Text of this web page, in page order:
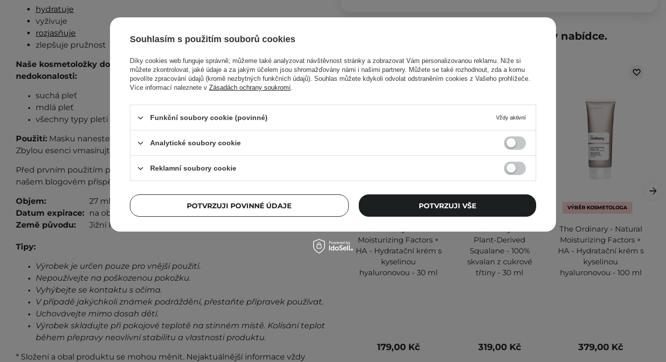
hydratuje
vyživuje
rozjasňuje
zlepšuje pružnost
Naše kosmetoložky doporučují přípravek pro tyto typy pleti a kosmetické
nedokonalosti:
suchá pleť
mdlá pleť
všechny typy pleti
Použití: Masku naneste na čistý obličej a po 10-20 minutách ji odstraňte.
Zbylou esenci vmasírujte do
Před prvním použitím proveďte test snášenlivosti. Další informace najdete v
našem blogovém příspěvku „Test snášenlivosti“.
Objem:
27 ml
Datum expirace: na obalu.
Země původu:
Jižní Korea.
Tipy:
Výrobek je určen pouze pro vnější použití.
Nepoužívejte na poškozenou pokožku.
Vyhýbejte se kontaktu s očima.
V případě jakýchkoli známek podráždění, přestaňte přípravek používat.
Uchovávejte mimo dosah dětí.
Výrobek skladujte při pokojové teplotě na stinném místě. Kolísání teplot
během přepravy neovlivní stabilitu a vlastnosti produktu.
* Složení a obal produktu se mohou měnit. Nejaktuálnější informace vždy
Podobné produkty dostupné v nabídce.
VÝBĚR KOSMETOLOGA
Moisturizing Factors +
HA - Hydratační krém s
kyselinou
hyaluronovou - 30 ml
179,00 Kč
Plant-Derived
Squalane - 100%
skvalan z cukrové
třtiny - 30 ml
319,00 Kč
VÝBĚR KOSMETOLOGA
The Ordinary - Natural
Moisturizing Factors +
HA - Hydratační krém s
kyselinou
hyaluronovou - 100 ml
379,00 Kč
Souhlasím s použitím souborů cookies
Díky cookies web funguje správně; můžeme také analyzovat návštěvnost stránky a zobrazovat Vám personalizovanou reklamu. Níže si
můžete zkontrolovat, jaké údaje a za jakým účelem jsou shromažďovány námi i našimi partnery. Můžete se také rozhodnout, zda a komu
povolíte zpracování údajů (kromě nezbytných funkčních údajů). Souhlas můžete kdykoli odvolat odstraněním cookies z Vašeho prohlížeče.
Více informací naleznete v Zásadách ochrany soukromí.
Funkční soubory cookie (povinné) Vždy aktivní
Analytické soubory cookie
Reklamní soubory cookie
POTVRZUJI POVINNÉ ÚDAJE POTVRZUJI VŠE